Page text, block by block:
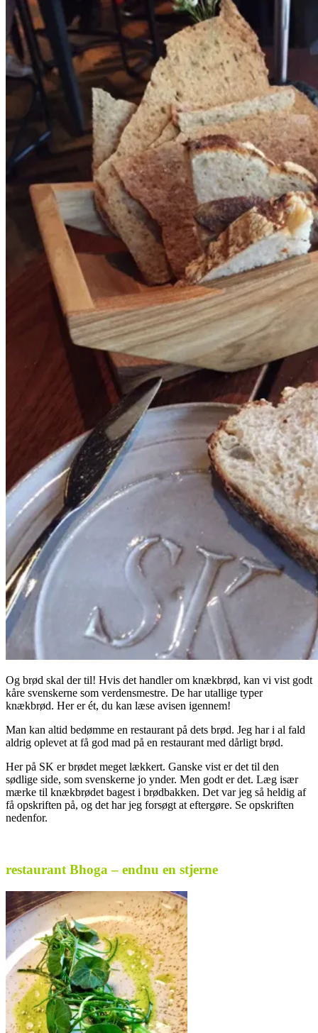
Og brød skal der til! Hvis det handler om knækbrød, kan vi vist godt
kåre svenskerne som verdensmestre. De har utallige typer
knækbrød. Her er ét, du kan læse avisen igennem!
Man kan altid bedømme en restaurant på dets brød. Jeg har i al fald
aldrig oplevet at få god mad på en restaurant med dårligt brød.
Her på SK er brødet meget lækkert. Ganske vist er det til den
sødlige side, som svenskerne jo ynder. Men godt er det. Læg især
mærke til knækbrødet bagest i brødbakken. Det var jeg så heldig af
få opskriften på, og det har jeg forsøgt at eftergøre. Se opskriften
nedenfor.
restaurant Bhoga – endnu en stjerne